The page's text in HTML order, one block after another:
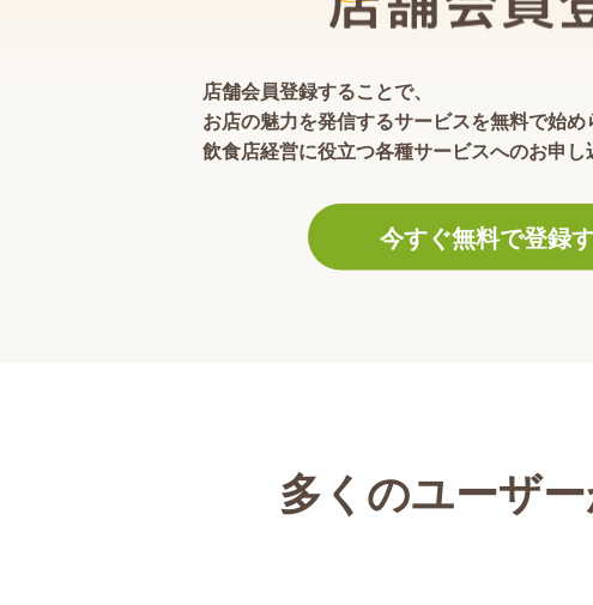
店舗会員登録することで、
お店の魅力を発信するサービスを無料で始め
飲食店経営に役立つ各種サービスへのお申し
今すぐ無料で登録
多くのユーザ